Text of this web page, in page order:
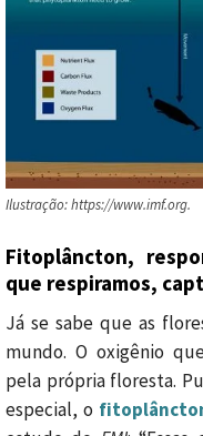
Ilustração: https://www.imf.org.
Fitoplâncton,
que respiramos,
Já se sabe que as
mundo. O oxigênio
pela própria floresta.
especial, o